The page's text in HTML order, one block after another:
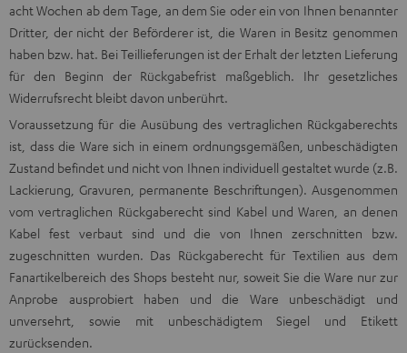
acht Wochen ab dem Tage, an dem Sie oder ein von Ihnen benannter
Dritter, der nicht der Beförderer ist, die Waren in Besitz genommen
haben bzw. hat. Bei Teillieferungen ist der Erhalt der letzten Lieferung
für den Beginn der Rückgabefrist maßgeblich. Ihr gesetzliches
Widerrufsrecht bleibt davon unberührt.
Voraussetzung für die Ausübung des vertraglichen Rückgaberechts
ist, dass die Ware sich in einem ordnungsgemäßen, unbeschädigten
Zustand befindet und nicht von Ihnen individuell gestaltet wurde (z.B.
Lackierung, Gravuren, permanente Beschriftungen). Ausgenommen
vom vertraglichen Rückgaberecht sind Kabel und Waren, an denen
Kabel fest verbaut sind und die von Ihnen zerschnitten bzw.
zugeschnitten wurden. Das Rückgaberecht für Textilien aus dem
Fanartikelbereich des Shops besteht nur, soweit Sie die Ware nur zur
Anprobe ausprobiert haben und die Ware unbeschädigt und
unversehrt, sowie mit unbeschädigtem Siegel und Etikett
zurücksenden.